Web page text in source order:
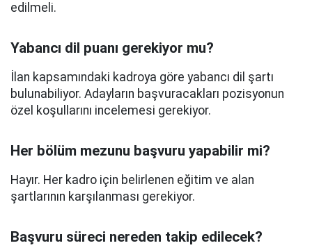
edilmeli.
Yabancı dil puanı gerekiyor mu?
İlan kapsamındaki kadroya göre yabancı dil şartı
bulunabiliyor. Adayların başvuracakları pozisyonun
özel koşullarını incelemesi gerekiyor.
Her bölüm mezunu başvuru yapabilir mi?
Hayır. Her kadro için belirlenen eğitim ve alan
şartlarının karşılanması gerekiyor.
Başvuru süreci nereden takip edilecek?